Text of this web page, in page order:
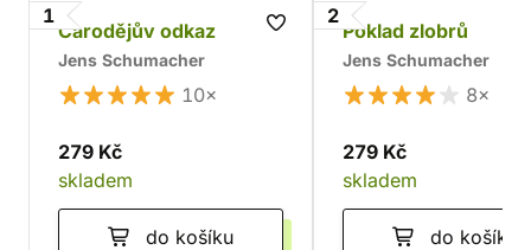
1
Čarodějův odkaz
Jens Schumacher
10×
279 Kč
skladem
do košíku
2
Poklad zlobrů
Jens Schumacher
8×
279 Kč
skladem
do košíku